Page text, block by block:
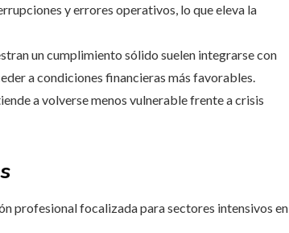
y errores operativos, lo que eleva la
un cumplimiento sólido suelen integrarse con
a condiciones financieras más favorables.
a volverse menos vulnerable frente a crisis
profesional focalizada para sectores intensivos en